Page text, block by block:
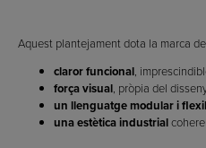
Aquest plantejament dota la marca
claror funcional,
força visual, pròpia del
un llenguatge modular i
una estètica industrial